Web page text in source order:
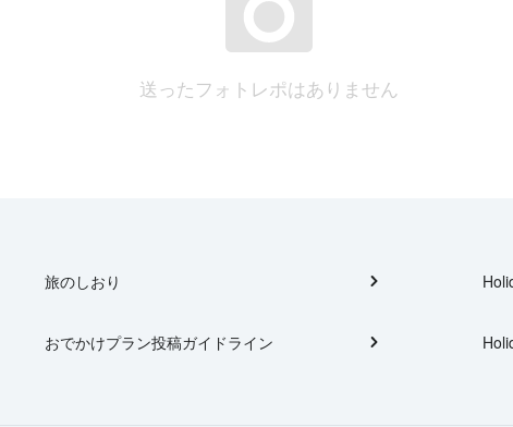
送ったフォトレポはありません
旅のしおり
おでかけプラン投稿ガイドライン